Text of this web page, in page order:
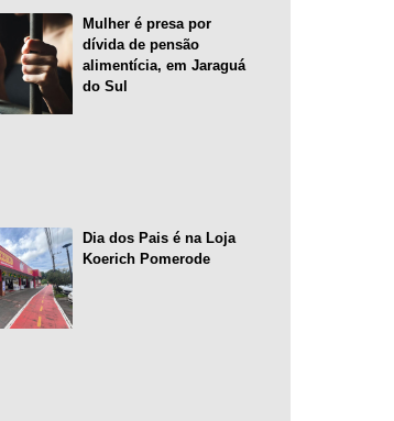
Mulher é presa por
dívida de pensão
alimentícia, em Jaraguá
do Sul
Dia dos Pais é na Loja
Koerich Pomerode